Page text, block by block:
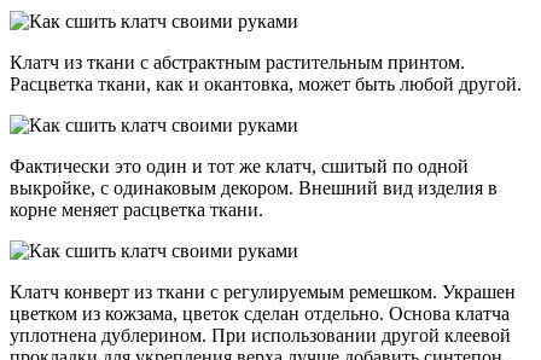
Клатч из ткани с абстрактным растительным принтом.
Расцветка ткани, как и окантовка, может быть любой другой.
Фактически это один и тот же клатч, сшитый по одной
выкройке, с одинаковым декором. Внешний вид изделия в
корне меняет расцветка ткани.
Клатч конверт из ткани с регулируемым ремешком. Украшен
цветком из кожзама, цветок сделан отдельно. Основа клатча
уплотнена дублерином. При использовании другой клеевой